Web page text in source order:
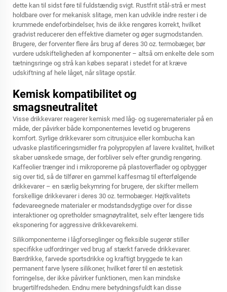
dette kan til sidst føre til fuldstændig svigt. Rustfrit stål-strå er mest
holdbare over for mekanisk slitage, men kan udvikle indre rester i de
krummede endeforbindelser, hvis de ikke rengøres korrekt, hvilket
gradvist reducerer den effektive diameter og øger sugmodstanden.
Brugere, der forventer flere års brug af deres 30 oz. termobæger, bør
vurdere udskifteligheden af komponenter – altså om enkelte dele som
tætningsringe og strå kan købes separat i stedet for at kræve
udskiftning af hele låget, når slitage opstår.
Kemisk kompatibilitet og
smagsneutralitet
Visse drikkevarer reagerer kemisk med låg- og sugerematerialer på en
måde, der påvirker både komponenternes levetid og brugerens
komfort. Syrlige drikkevarer som citrusjuice eller kombucha kan
udvaske plastificeringsmidler fra polypropylen af lavere kvalitet, hvilket
skaber uønskede smage, der forbliver selv efter grundig rengøring.
Kaffeolier trænger ind i mikroporerne på plastoverflader og opbygger
sig over tid, så de tilfører en gammel kaffesmag til efterfølgende
drikkevarer – en særlig bekymring for brugere, der skifter mellem
forskellige drikkevarer i deres 30 oz. termobæger. Højtkvalitets
fødevareegnede materialer er modstandsdygtige over for disse
interaktioner og opretholder smagnøytralitet, selv efter længere tids
eksponering for aggressive drikkevarekemi.
Silikomponenterne i lågforseglinger og fleksible sugerør stiller
specifikke udfordringer ved brug af stærkt farvede drikkevarer.
Bærdrikke, farvede sportsdrikke og kraftigt bryggede te kan
permanent farve lysere silikoner, hvilket fører til en æstetisk
forringelse, der ikke påvirker funktionen, men kan mindske
brugertilfredsheden. Endnu mere betydningsfuldt kan disse